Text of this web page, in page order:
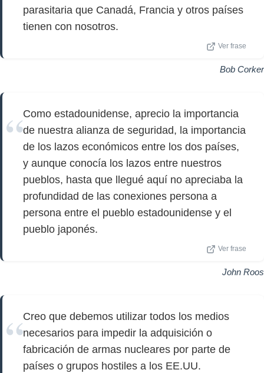
parasitaria que Canadá, Francia y otros países
tienen con nosotros.
Ver frase
Bob Corker
Como estadounidense, aprecio la importancia
de nuestra alianza de seguridad, la importancia
de los lazos económicos entre los dos países,
y aunque conocía los lazos entre nuestros
pueblos, hasta que llegué aquí no apreciaba la
profundidad de las conexiones persona a
persona entre el pueblo estadounidense y el
pueblo japonés.
Ver frase
John Roos
Creo que debemos utilizar todos los medios
necesarios para impedir la adquisición o
fabricación de armas nucleares por parte de
países o grupos hostiles a los EE.UU.